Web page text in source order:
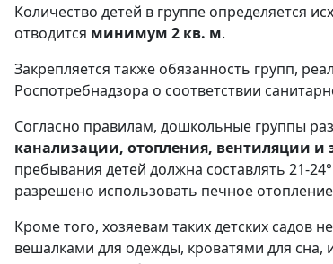
Количество детей в группе определяется
отводится минимум 2 кв. м.
Закрепляется также обязанность групп,
Роспотребнадзора о соответствии
Согласно правилам, дошкольные группы
канализации, отопления, вентиляции и
пребывания детей должна составлять 21-
разрешено использовать печное
Кроме того, хозяевам таких детских
вешалками для одежды, кроватями для